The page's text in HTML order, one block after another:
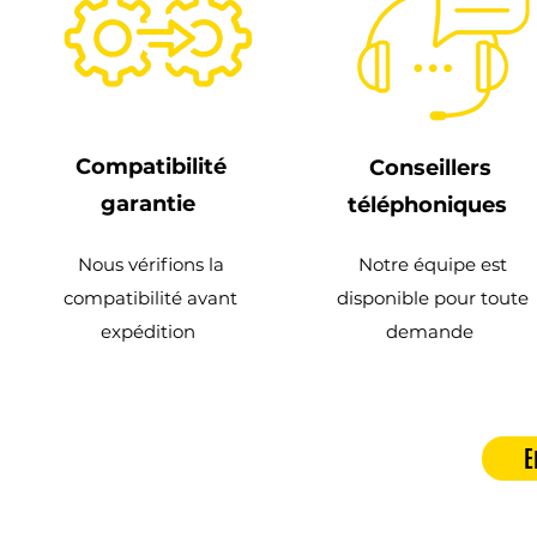
Compatibilité
garantie
Nous vérifions la
compatibilité avant
expédition
Conseillers
téléphoniques
Notre équipe est
disponible pour toute
demande